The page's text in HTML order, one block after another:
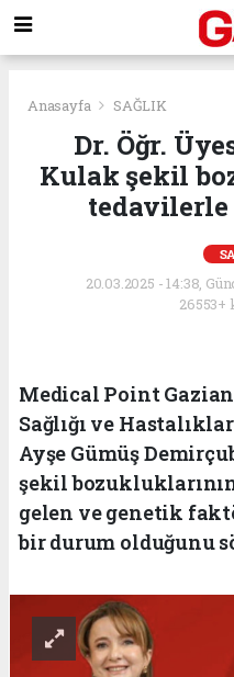
Anasayfa SAĞLIK
Dr. Öğr.
Kulak şekil
20.03.2025 - 14:38,
26553+
Medical Point
Sağlığı ve
Ayşe Gümüş
şekil
gelen ve genetik
bir durum olduğunu